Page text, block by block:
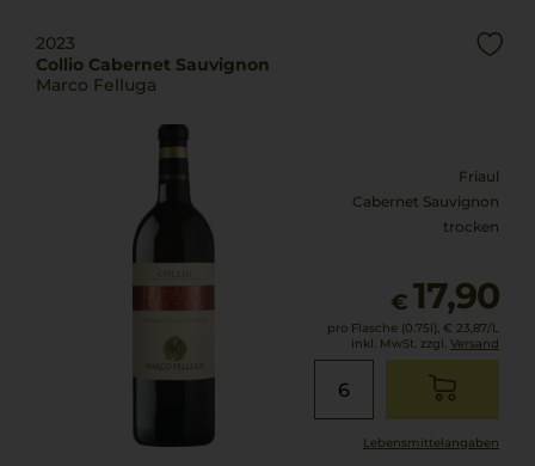
2023
Collio Cabernet Sauvignon
Marco Felluga
Friaul
Cabernet Sauvignon
trocken
€ 17,90
pro Flasche (0.75l), € 23,87/L
inkl. MwSt. zzgl. Versand
Lebensmittel­angaben